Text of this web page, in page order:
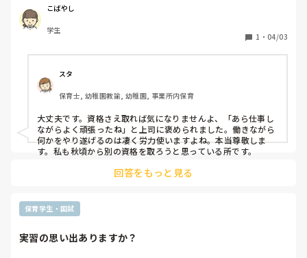
しても就職に不利だったりしないかという不安があります。
（正職員として働きたいです）
未経験から国試合格し、保育関係の仕事に就職できた方、就
こばやし
学生
1 ・ 04/03
スタ
保育士, 幼稚園教諭, 幼稚園, 事業所内保育
大丈夫です。資格さえ取れば気になりませんよ、「あら仕事し
ながらよく頑張ったね」と上司に褒められました。働きながら
何かをやり遂げるのは凄く労力使いますよね。本当尊敬しま
す。私も秋頃から別の資格を取ろうと思っている所です。
回答をもっと見る
保育学生・国試
実習の思い出ありますか？